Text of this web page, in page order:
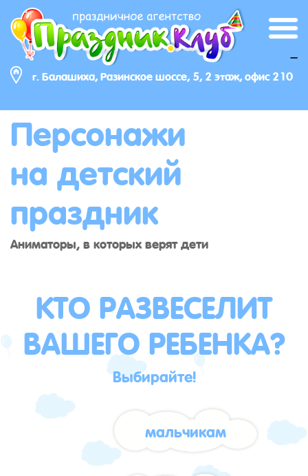
г. Балашиха, Разинское шоссе, 5, 2 этаж, офис 210
_
Персонажи
на детский
праздник
Аниматоры, в которых верят дети
КТО РАЗВЕСЕЛИТ
ВАШЕГО РЕБЕНКА?
Выбирайте!
мальчикам